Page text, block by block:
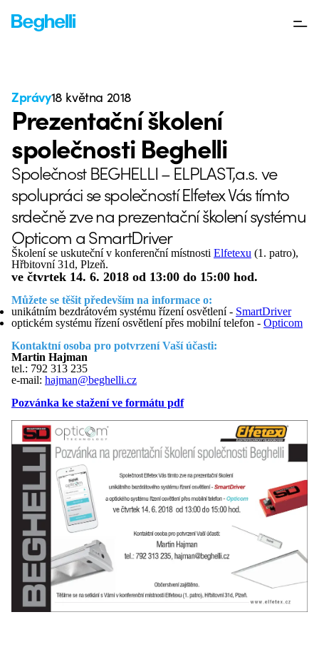
Zprávy18 května 2018
Prezentační školení
společnosti Beghelli
Společnost BEGHELLI – ELPLAST,a.s. ve
spolupráci se společností Elfetex Vás tímto
srdečně zve na prezentační školení systému
Opticom a SmartDriver
Školení se uskuteční v konferenční místnosti Elfetexu (1. patro),
Hřbitovní 31d, Plzeň.
ve čtvrtek 14. 6. 2018 od 13:00 do 15:00 hod.
Můžete se těšit především na informace o:
unikátním bezdrátovém systému řízení osvětlení - SmartDriver
optickém systému řízení osvětlení přes mobilní telefon - Opticom
Kontaktní osoba pro potvrzení Vaší účasti:
Martin Hajman
tel.: 792 313 235
e-mail: hajman@beghelli.cz
Pozvánka ke stažení ve formátu pdf